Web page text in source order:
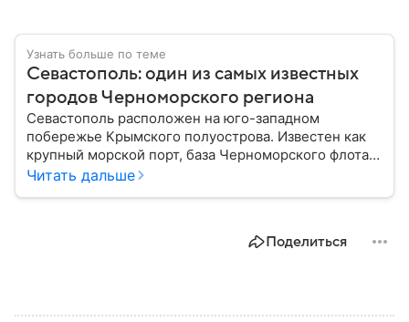
Узнать больше по теме
Севастополь: один из самых известных
городов Черноморского региона
Севастополь расположен на юго-западном
побережье Крымского полуострова. Известен как
крупный морской порт, база Черноморского флота и
город с богатой военной историей, сыгравший
Читать дальше
Поделиться